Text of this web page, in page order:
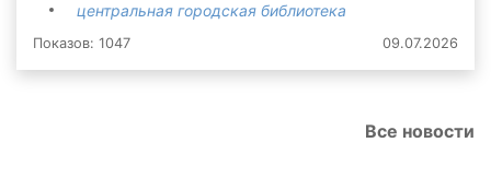
центральная городская библиотека
Показов: 1047 09.07.2026
Все новости